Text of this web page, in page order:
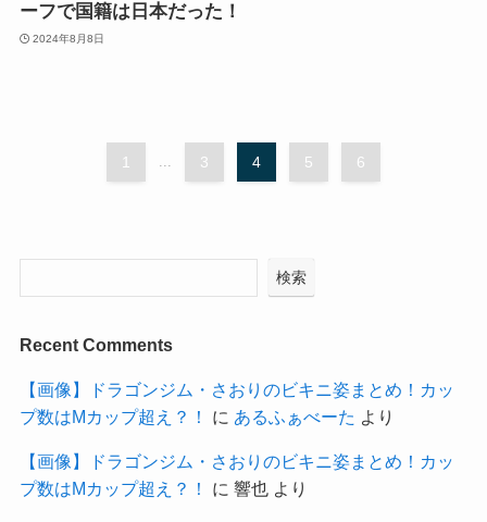
ーフで国籍は日本だった！
2024年8月8日
1 ... 3 4 5 6
検索
Recent Comments
【画像】ドラゴンジム・さおりのビキニ姿まとめ！カッ
プ数はMカップ超え？！
に あるふぁべーた より
【画像】ドラゴンジム・さおりのビキニ姿まとめ！カッ
プ数はMカップ超え？！
に 響也より